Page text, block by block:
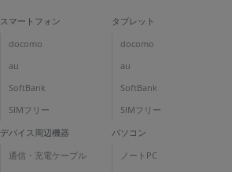
スマートフォン
docomo
au
SoftBank
SIMフリー
タブレット
docomo
au
SoftBank
SIMフリー
デバイス周辺機器
通信・充電ケーブル
パソコン
ノートPC